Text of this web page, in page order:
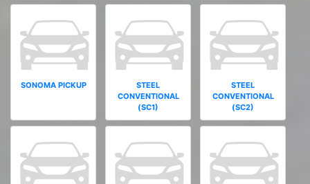
SONOMA PICKUP
STEEL
CONVENTIONAL
(SC1)
STEEL
CONVENTIONAL
(SC2)